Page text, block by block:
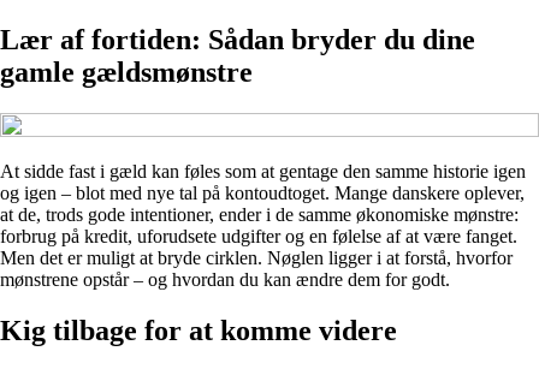
Lær af fortiden: Sådan bryder du dine
gamle gældsmønstre
At sidde fast i gæld kan føles som at gentage den samme historie igen
og igen – blot med nye tal på kontoudtoget. Mange danskere oplever,
at de, trods gode intentioner, ender i de samme økonomiske mønstre:
forbrug på kredit, uforudsete udgifter og en følelse af at være fanget.
Men det er muligt at bryde cirklen. Nøglen ligger i at forstå, hvorfor
mønstrene opstår – og hvordan du kan ændre dem for godt.
Kig tilbage for at komme videre